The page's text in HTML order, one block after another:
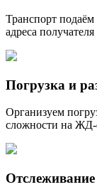
Транспорт подаём
адреса получателя
Погрузка и
Организуем
сложности на ЖД-